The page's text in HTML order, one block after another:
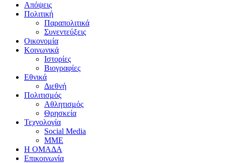
άποψη
μέχρι
Απόψεις
Πολιτική
Παραπολιτικά
Συνεντεύξεις
Οικονομία
Κοινωνικά
Ιστορίες
Βιογραφίες
Εθνικά
Διεθνή
Πολιτισμός
Αθλητισμός
Θρησκεία
Τεχνολογία
Social Media
ΜΜΕ
Η ΟΜΑΔΑ
Επικοινωνία